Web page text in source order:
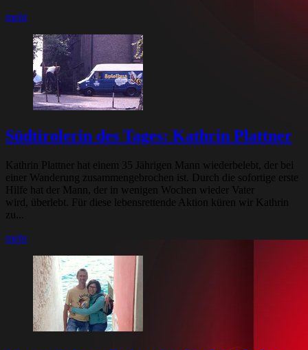
mehr
Südtirolerin des Tages: Kathrin Plattner
Kathrin Plattner hat einem 35 Jährigen Mann wiederbelebt, der bei
einer Wanderung zusammengebrochen ist. Durch die sofortige erste
Hilfe hat der Mann, der in wenigen Wochen wieder Vater
wird, überlebt. Für diese lebensrettende Aktion küren wir Kathrin
zu...
mehr